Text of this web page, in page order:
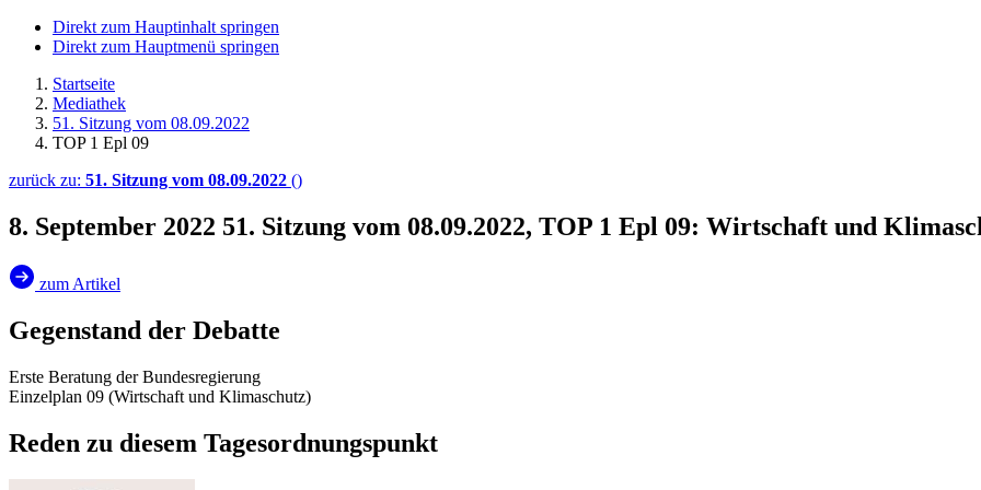
Direkt zum Hauptinhalt springen
Direkt zum Hauptmenü springen
Startseite
Mediathek
51. Sitzung vom 08.09.2022
TOP 1 Epl 09
zurück zu: 51. Sitzung vom 08.09.2022 ()
8. September 2022 51. Sitzung vom 08.09.2022, TOP 1 Epl 09: Wirtschaft und
zum Artikel
Gegenstand der Debatte
Erste Beratung der Bundesregierung
Einzelplan 09 (Wirtschaft und Klimaschutz)
Reden zu diesem Tagesordnungspunkt